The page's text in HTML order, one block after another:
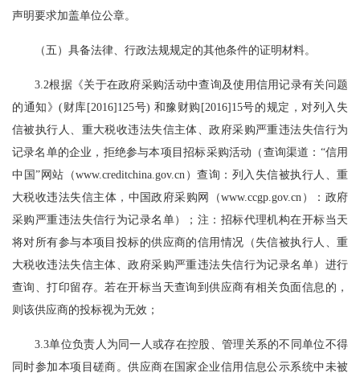
声明要求加盖单位公章。
（五）具备法律、行政法规规定的其他条件的证明材料。
3.2根据《关于在政府采购活动中查询及使用信用记录有关问题
的通知》(财库[2016]125号) 和豫财购[2016]15号的规定，对列入失
信被执行人、重大税收违法失信主体、政府采购严重违法失信行为
记录名单的企业，拒绝参与本项目招标采购活动（查询渠道：“信用
中国”网站（www.creditchina.gov.cn）查询：列入失信被执行人、重
大税收违法失信主体，中国政府采购网（www.ccgp.gov.cn）：政府
采购严重违法失信行为记录名单）；注：招标代理机构在开标当天
将对所有参与本项目投标的供应商的信用情况（失信被执行人、重
大税收违法失信主体、政府采购严重违法失信行为记录名单）进行
查询、打印留存。若在开标当天查询到供应商有相关负面信息的，
则该供应商的投标视为无效；
3.3单位负责人为同一人或存在控股、管理关系的不同单位不得
同时参加本项目磋商。供应商在国家企业信用信息公示系统中未被